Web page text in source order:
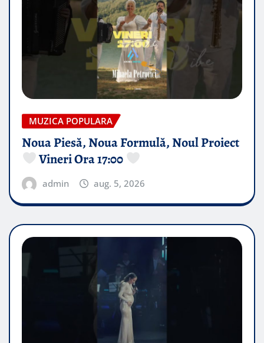
MUZICA POPULARA
Noua Piesă, Noua Formulă, Noul Proiect
Vineri Ora 17:00
admin aug. 5, 2026